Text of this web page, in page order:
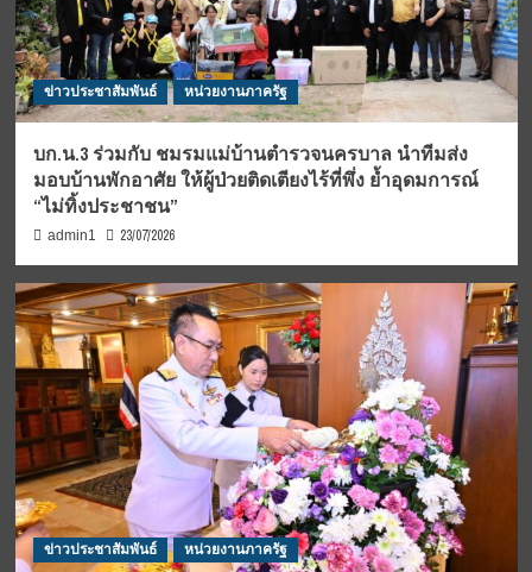
ข่าวประชาสัมพันธ์ หน่วยงานภาครัฐ
บก.น.3 ร่วมกับ ชมรมแม่บ้านตำรวจนครบาล นำทีมส่ง
มอบบ้านพักอาศัย ให้ผู้ป่วยติดเตียงไร้ที่พึ่ง ย้ำอุดมการณ์
“ไม่ทิ้งประชาชน”
admin1 23/07/2026
ข่าวประชาสัมพันธ์ หน่วยงานภาครัฐ